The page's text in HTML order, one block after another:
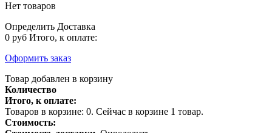
Нет товаров
Определить Доставка
0 руб Итого, к оплате:
Оформить заказ
Товар добавлен в корзину
Количество
Итого, к оплате:
Товаров в корзине: 0. Сейчас в корзине 1 товар.
Стоимость: